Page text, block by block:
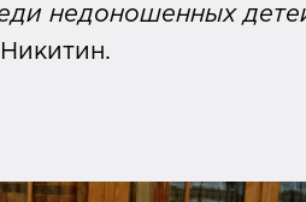
недоношенных